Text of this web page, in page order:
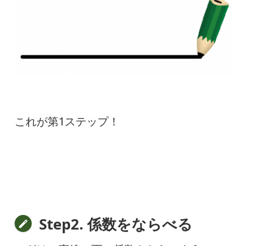
これが第1ステップ！
Step2. 係数をならべる